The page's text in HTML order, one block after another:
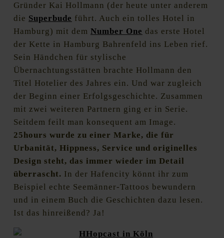
Gründer Kai Hollmann (der heute unter anderem
die Superbude führt. Auch ein tolles Hotel in
Hamburg) mit dem Number One das erste Hotel
der Kette in Hamburg Bahrenfeld ins Leben rief.
Sein Händchen für stylische
Übernachtungsstätten brachte Hollmann den
Titel Hotelier des Jahres ein. Und war zugleich
der Beginn einer Erfolgsgeschichte. Zusammen
mit zwei weiteren Partnern ging er in Serie.
Seitdem feilt man konsequent am Image.
25hours wurde zu einer Marke, die für
Urbanität, Hippness, Service und originelles
Design steht, das immer wieder im Detail
überrascht. In der Hafencity könnt ihr zum
Beispiel echte Seemänner-Tattoos bewundern
und in einem Buch die Geschichten dazu lesen.
Ist das hinreißend? Ja!